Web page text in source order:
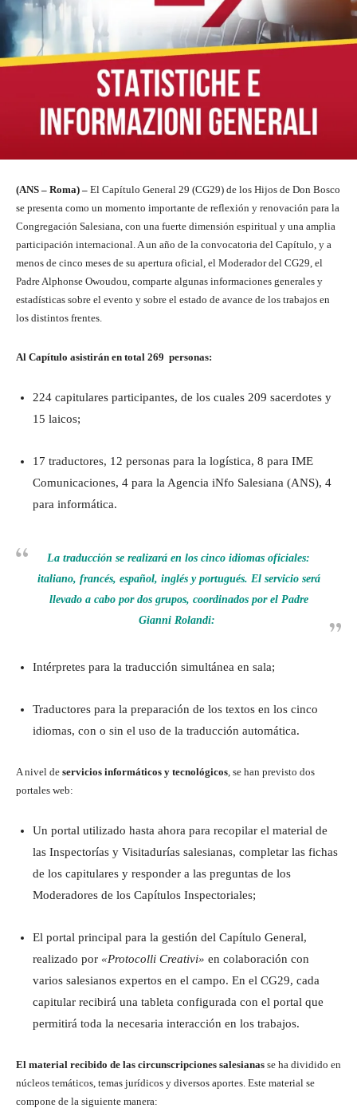
(ANS – Roma) – El Capítulo General 29 (CG29) de los Hijos de Don Bosco
se presenta como un momento importante de reflexión y renovación para la
Congregación Salesiana, con una fuerte dimensión espiritual y una amplia
participación internacional. A un año de la convocatoria del Capítulo, y a
menos de cinco meses de su apertura oficial, el Moderador del CG29, el
Padre Alphonse Owoudou, comparte algunas informaciones generales y
estadísticas sobre el evento y sobre el estado de avance de los trabajos en
los distintos frentes.
Al Capítulo asistirán en total 269 personas:
224 capitulares participantes, de los cuales 209 sacerdotes y
15 laicos;
17 traductores, 12 personas para la logística, 8 para IME
Comunicaciones, 4 para la Agencia iNfo Salesiana (ANS), 4
para informática.
La traducción se realizará en los cinco idiomas oficiales:
italiano, francés, español, inglés y portugués. El servicio será
llevado a cabo por dos grupos, coordinados por el Padre
Gianni Rolandi:
Intérpretes para la traducción simultánea en sala;
Traductores para la preparación de los textos en los cinco
idiomas, con o sin el uso de la traducción automática.
A nivel de servicios informáticos y tecnológicos , se han previsto dos
portales web:
Un portal utilizado hasta ahora para recopilar el material de
las Inspectorías y Visitadurías salesianas, completar las fichas
de los capitulares y responder a las preguntas de los
Moderadores de los Capítulos Inspectoriales;
El portal principal para la gestión del Capítulo General,
realizado por «Protocolli Creativi» en colaboración con
varios salesianos expertos en el campo. En el CG29, cada
capitular recibirá una tableta configurada con el portal que
permitirá toda la necesaria interacción en los trabajos.
El material recibido de las circunscripciones salesianas se ha dividido en
núcleos temáticos, temas jurídicos y diversos aportes. Este material se
compone de la siguiente manera: